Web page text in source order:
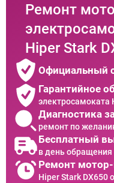
Ремонт
Hiper Stark
Официальный
Гарантийное
электросамоката
Диагностика
ремонт по
Бесплатный
в день обращения
Ремонт мотор-
Hiper Stark DX650